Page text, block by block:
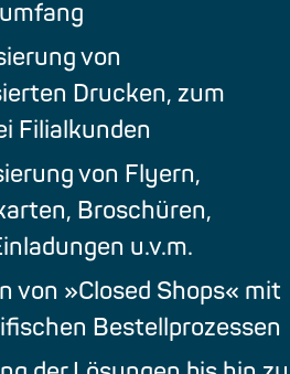
von
Drucken, zum
Filialkunden
von Flyern,
Broschüren,
u.v.m.
von »Closed Shops« mit
Bestellprozessen